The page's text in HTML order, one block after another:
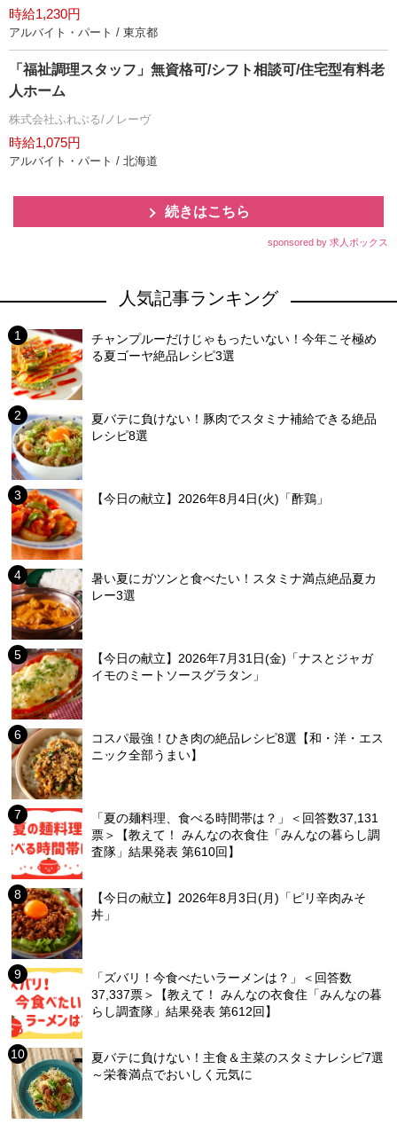
時給1,230円
アルバイト・パート / 東京都
「福祉調理スタッフ」無資格可/シフト相談可/住宅型有料老
人ホーム
株式会社ふれぶる/ノレーヴ
時給1,075円
アルバイト・パート / 北海道
続きはこちら
sponsored by 求人ボックス
人気記事ランキング
チャンプルーだけじゃもったいない！今年こそ極め
る夏ゴーヤ絶品レシピ3選
夏バテに負けない！豚肉でスタミナ補給できる絶品
レシピ8選
【今日の献立】2026年8月4日(火)「酢鶏」
暑い夏にガツンと食べたい！スタミナ満点絶品夏カ
レー3選
【今日の献立】2026年7月31日(金)「ナスとジャガ
イモのミートソースグラタン」
コスパ最強！ひき肉の絶品レシピ8選【和・洋・エス
ニック全部うまい】
「夏の麺料理、食べる時間帯は？」＜回答数37,131
票＞【教えて！ みんなの衣食住「みんなの暮らし調
査隊」結果発表 第610回】
【今日の献立】2026年8月3日(月)「ピリ辛肉みそ
丼」
「ズバリ！今食べたいラーメンは？」＜回答数
37,337票＞【教えて！ みんなの衣食住「みんなの暮
らし調査隊」結果発表 第612回】
夏バテに負けない！主食＆主菜のスタミナレシピ7選
～栄養満点でおいしく元気に